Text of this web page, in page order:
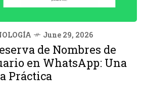
June 29, 2026
de Nombres de
en WhatsApp: Una
Práctica